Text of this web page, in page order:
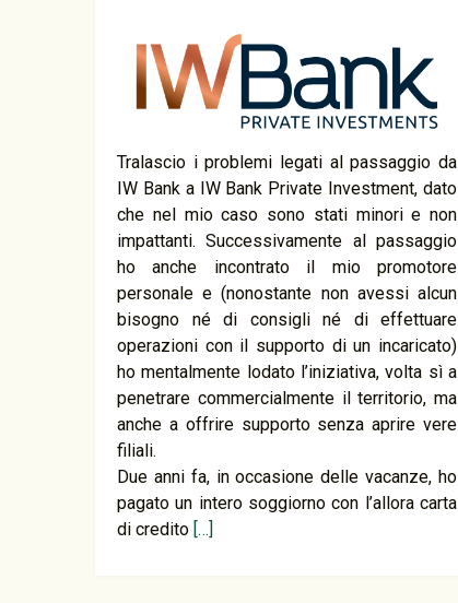
Tralascio i problemi legati al passaggio da
IW Bank a IW Bank Private Investment, dato
che nel mio caso sono stati minori e non
impattanti. Successivamente al passaggio
ho anche incontrato il mio promotore
personale e (nonostante non avessi alcun
bisogno né di consigli né di effettuare
operazioni con il supporto di un incaricato)
ho mentalmente lodato l’iniziativa, volta sì a
penetrare commercialmente il territorio, ma
anche a offrire supporto senza aprire vere
filiali.
Due anni fa, in occasione delle vacanze, ho
pagato un intero soggiorno con l’allora carta
di credito […]